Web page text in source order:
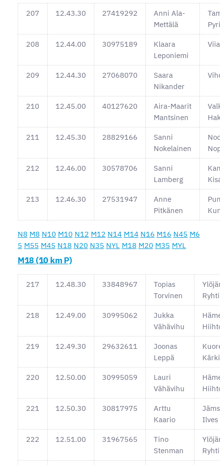
207 12.43.30 27419292
Anni Ala-
Mettälä
208 12.44.00 30975189
Klaara
Leponiemi
209 12.44.30 27068070
Saara
Nikander
210 12.45.00 40127620
Aira-Maarit
Mantsinen
211 12.45.30 28829166
Sanni
Nokelainen
212 12.46.00 30578706
Sanni
Lamberg
213 12.46.30 27531947
Anne
Pitkänen
N8 M8 N10 M10 N12 M12 N14 M14 N16 M16 N45 M6
5 M55 M45 N18 N20 N35 NYL M18 M20 M35 MYL
M18 (10 km P)
217 12.48.30 33848967
Topias
Torvinen
Ryhti
218 12.49.00 30995062
Jukka
Vähävihu
219 12.49.30 29632611
Joonas
Leppä
Kärki
220 12.50.00 30995059
Lauri
Vähävihu
221 12.50.30 30817975
Arttu
Kaario
Ilves
222 12.51.00 31967565
Tino
Stenman
Ryhti